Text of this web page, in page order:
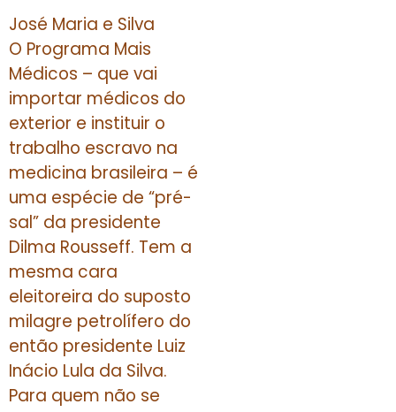
José Maria e Silva
O Programa Mais
Médicos – que vai
importar médicos do
exterior e instituir o
trabalho escravo na
medicina brasileira – é
uma espécie de “pré-
sal” da presidente
Dilma Rousseff. Tem a
mesma cara
eleitoreira do suposto
milagre petrolífero do
então presidente Luiz
Inácio Lula da Silva.
Para quem não se